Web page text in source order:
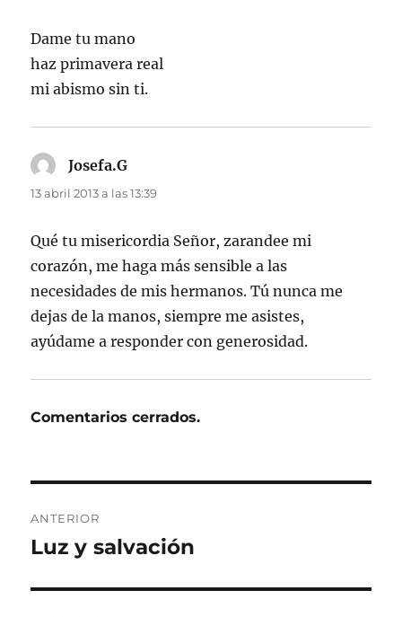
Dame tu mano
haz primavera real
mi abismo sin ti.
Josefa.G
13 abril 2013 a las 13:39
Qué tu misericordia Señor, zarandee mi
corazón, me haga más sensible a las
necesidades de mis hermanos. Tú nunca me
dejas de la manos, siempre me asistes,
ayúdame a responder con generosidad.
Comentarios cerrados.
de
ANTERIOR
Entrada
Luz y salvación